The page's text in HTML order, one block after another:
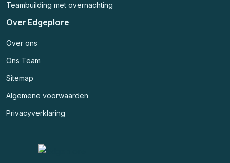
Teambuilding met overnachting
Over Edgeplore
Over ons
Ons Team
Sitemap
Algemene voorwaarden
Privacyverklaring